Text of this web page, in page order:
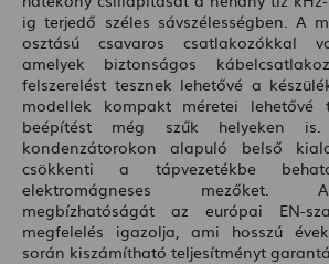
ig terjedő széles sávszélességben. A
osztású csavaros csatlakozókkal
amelyek biztonságos
felszerelést tesznek lehetővé a
modellek kompakt méretei lehetővé
beépítést még szűk helyeken
kondenzátorokon alapuló belső
csökkenti a tápvezetékbe
elektromágneses mezőket.
megbízhatóságát az európai EN-
megfelelés igazolja, ami hosszú
során kiszámítható teljesítményt